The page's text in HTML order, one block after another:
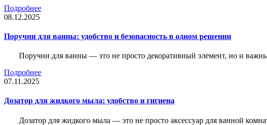
Подробнее
08.12.2025
Поручни для ванны: удобство и безопасность в одном решении
Поручни для ванны — это не просто декоративный элемент, но и
Подробнее
07.11.2025
Дозатор для жидкого мыла: удобство и гигиена
Дозатор для жидкого мыла — это не просто аксессуар для ванной